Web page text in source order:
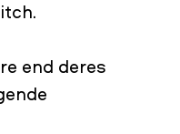
end deres